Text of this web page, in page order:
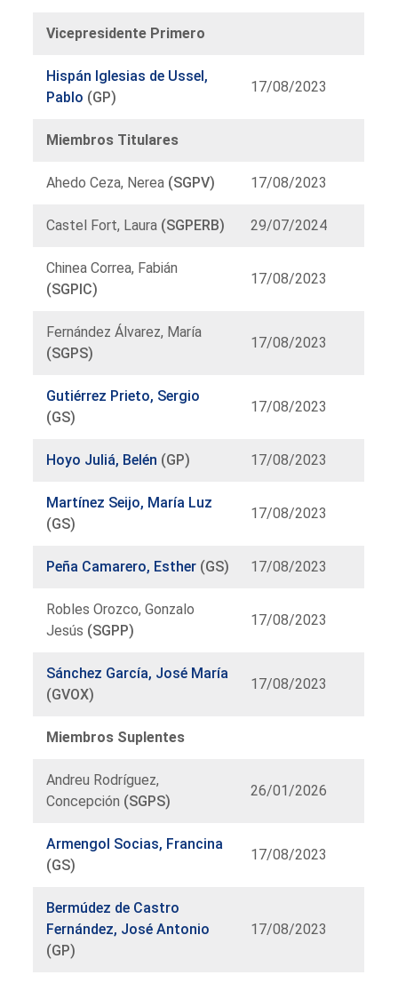
Vicepresidente Primero
Hispán Iglesias de Ussel,
Pablo (GP)
17/08/2023
Miembros Titulares
Ahedo Ceza, Nerea (SGPV) 17/08/2023
Castel Fort, Laura (SGPERB) 29/07/2024
Chinea Correa, Fabián
(SGPIC)
17/08/2023
Fernández Álvarez, María
(SGPS)
17/08/2023
Gutiérrez Prieto, Sergio
(GS)
17/08/2023
Hoyo Juliá, Belén (GP) 17/08/2023
Martínez Seijo, María Luz
(GS)
17/08/2023
Peña Camarero, Esther (GS) 17/08/2023
Robles Orozco, Gonzalo
Jesús (SGPP)
17/08/2023
Sánchez García, José María
(GVOX)
17/08/2023
Miembros Suplentes
Andreu Rodríguez,
Concepción (SGPS)
26/01/2026
Armengol Socias, Francina
(GS)
17/08/2023
Bermúdez de Castro
Fernández, José Antonio
(GP)
17/08/2023